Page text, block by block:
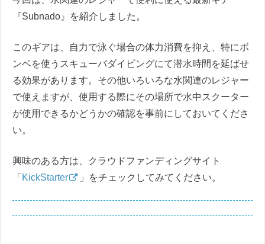
『Subnado』を紹介しました。
このギアは、自力で泳ぐ場合の体力消費を抑え、特にボ
ンベを使うスキューバダイビングにて潜水時間を延ばせ
る効果があります。その他いろいろな水関連のレジャー
で使えますが、使用する際にその場所で水中スクーター
が使用できるかどうかの確認を事前にしておいてくださ
い。
興味のある方は、クラウドファンディングサイト
「 KickStarter 」をチェックしてみてください。